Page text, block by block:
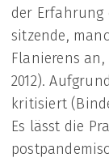
der
sitzende,
Flanierens
2012).
kritisiert
Es lässt die